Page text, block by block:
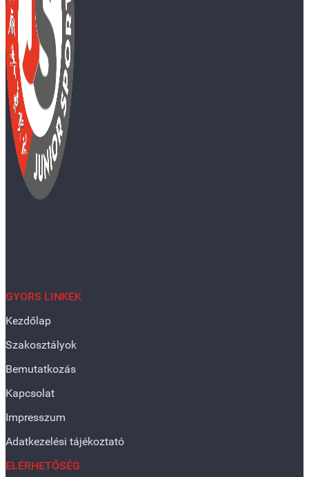
GYORS LINKEK
Kezdőlap
Szakosztályok
Bemutatkozás
Kapcsolat
Impresszum
Adatkezelési tájékoztató
ELÉRHETŐSÉG